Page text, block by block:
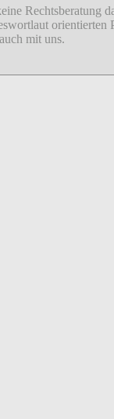
Rechtsberatung
mit uns.